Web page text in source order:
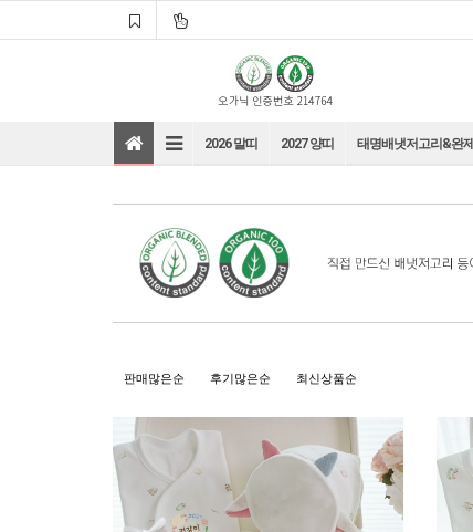
바로가기
2026 말띠 2027 양띠 태명배냇저고리&완
판매많은순 후기많은순 최신상품순